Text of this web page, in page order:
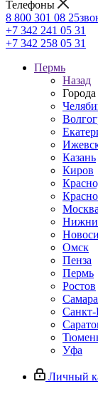
Телефоны
8 800 301 08 25
+7 342 241 05 31
+7 342 258 05 31
Пермь
Назад
Города
Казань
Киров
Москва
Омск
Пенза
Пермь
Ростов
Самара
Санкт-
Уфа
Личный